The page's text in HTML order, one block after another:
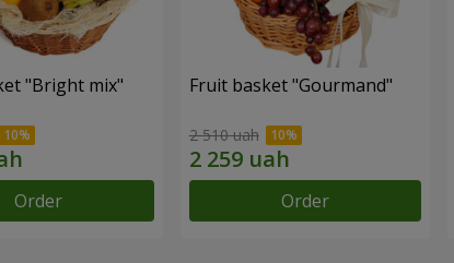
"Bright mix"
Order
Fruit basket "Gourmand"
2 510 uah
Order